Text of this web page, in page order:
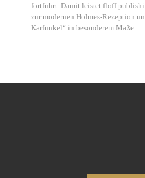
fortführt. Damit leistet floff
zur modernen Holmes-Rezeption
Karfunkel“ in besonderem Maße.